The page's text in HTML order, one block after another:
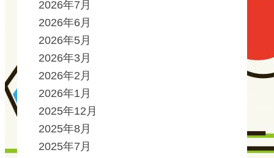
2026年7月
2026年6月
2026年5月
2026年3月
2026年2月
2026年1月
2025年12月
2025年8月
2025年7月